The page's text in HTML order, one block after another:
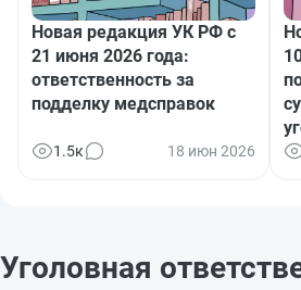
Новая редакция УК РФ с
21 июня 2026 года:
ответственность за
подделку медсправок
1.5к 18 июн 2026
Уголовная